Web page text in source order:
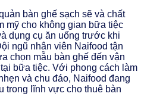
bàn ghế sạch sẽ và chất
mỹ cho không gian bữa tiệc
dụng cụ ăn uống trước khi
ngũ nhân viên Naifood tận
chọn mẫu bàn ghế đến vận
bữa tiệc. Với phong cách làm
và chu đáo, Naifood đang
trong lĩnh vực cho thuê bàn